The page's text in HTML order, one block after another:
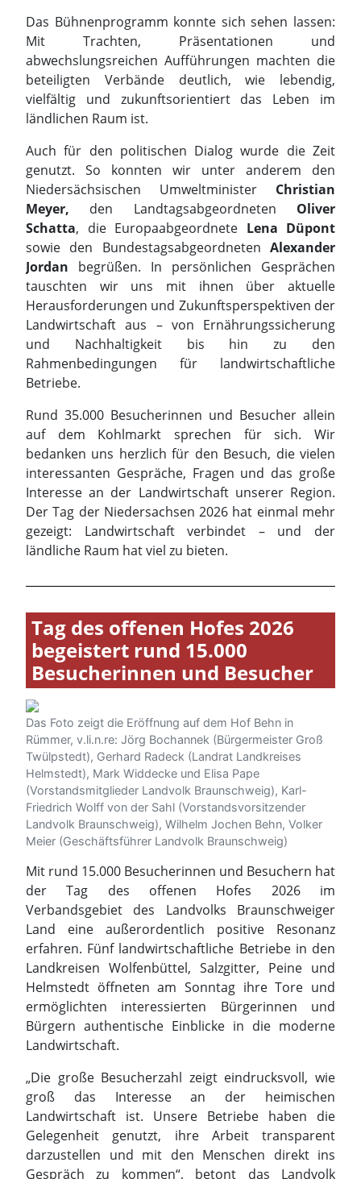
Das Bühnenprogramm konnte sich sehen lassen:
Mit Trachten, Präsentationen und
abwechslungsreichen Aufführungen machten die
beteiligten Verbände deutlich, wie lebendig,
vielfältig und zukunftsorientiert das Leben im
ländlichen Raum ist.
Auch für den politischen Dialog wurde die Zeit
genutzt. So konnten wir unter anderem den
Niedersächsischen Umweltminister Christian
Meyer, den Landtagsabgeordneten Oliver
Schatta, die Europaabgeordnete Lena Düpont
sowie den Bundestagsabgeordneten Alexander
Jordan begrüßen. In persönlichen Gesprächen
tauschten wir uns mit ihnen über aktuelle
Herausforderungen und Zukunftsperspektiven der
Landwirtschaft aus – von Ernährungssicherung
und Nachhaltigkeit bis hin zu den
Rahmenbedingungen für landwirtschaftliche
Betriebe.
Rund 35.000 Besucherinnen und Besucher allein
auf dem Kohlmarkt sprechen für sich. Wir
bedanken uns herzlich für den Besuch, die vielen
interessanten Gespräche, Fragen und das große
Interesse an der Landwirtschaft unserer Region.
Der Tag der Niedersachsen 2026 hat einmal mehr
gezeigt: Landwirtschaft verbindet – und der
ländliche Raum hat viel zu bieten.
Tag des offenen Hofes 2026
begeistert rund 15.000
Besucherinnen und Besucher
Das Foto zeigt die Eröffnung auf dem Hof Behn in
Rümmer, v.li.n.re: Jörg Bochannek (Bürgermeister Groß
Twülpstedt), Gerhard Radeck (Landrat Landkreises
Helmstedt), Mark Widdecke und Elisa Pape
(Vorstandsmitglieder Landvolk Braunschweig), Karl-
Friedrich Wolff von der Sahl (Vorstandsvorsitzender
Landvolk Braunschweig), Wilhelm Jochen Behn, Volker
Meier (Geschäftsführer Landvolk Braunschweig)
Mit rund 15.000 Besucherinnen und Besuchern hat
der Tag des offenen Hofes 2026 im
Verbandsgebiet des Landvolks Braunschweiger
Land eine außerordentlich positive Resonanz
erfahren. Fünf landwirtschaftliche Betriebe in den
Landkreisen Wolfenbüttel, Salzgitter, Peine und
Helmstedt öffneten am Sonntag ihre Tore und
ermöglichten interessierten Bürgerinnen und
Bürgern authentische Einblicke in die moderne
Landwirtschaft.
„Die große Besucherzahl zeigt eindrucksvoll, wie
groß das Interesse an der heimischen
Landwirtschaft ist. Unsere Betriebe haben die
Gelegenheit genutzt, ihre Arbeit transparent
darzustellen und mit den Menschen direkt ins
Gespräch zu kommen“, betont das Landvolk